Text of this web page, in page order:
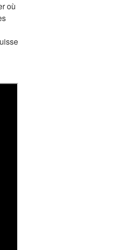
où